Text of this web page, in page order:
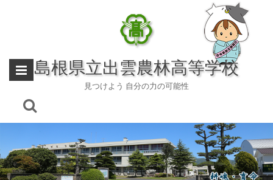
島根県立出雲農林高等学校
見つけよう 自分の力の可能性